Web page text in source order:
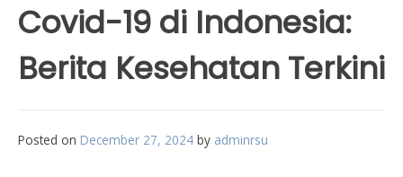
Covid-19 di Indonesia:
Berita Kesehatan Terkini
Posted on December 27, 2024 by adminrsu